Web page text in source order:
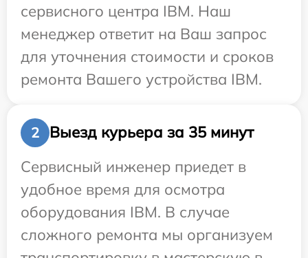
сервисного центра IBM. Наш
менеджер ответит на Ваш запрос
для уточнения стоимости и сроков
ремонта Вашего устройства IBM.
2
Выезд курьера за 35 минут
Сервисный инженер приедет в
удобное время для осмотра
оборудования IBM. В случае
сложного ремонта мы организуем